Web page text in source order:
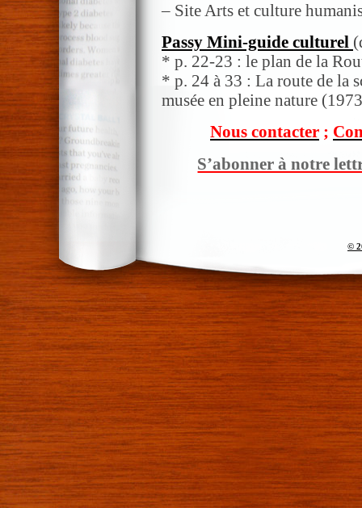
– Site Arts et culture
Passy Mini-guide culturel
* p. 22-23 : le plan de la
* p. 24 à 33 : La route de la
musée en pleine nature
Nous contacter ;
S’abonner à notre
©